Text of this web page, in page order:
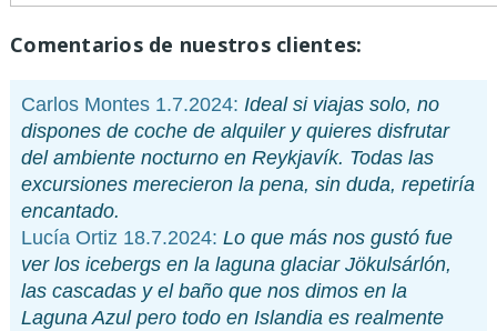
Comentarios de nuestros clientes:
Carlos Montes 1.7.2024: Ideal si viajas solo, no
dispones de coche de alquiler y quieres disfrutar
del ambiente nocturno en Reykjavík. Todas las
excursiones merecieron la pena, sin duda, repetiría
encantado.
Lucía Ortiz 18.7.2024: Lo que más nos gustó fue
ver los icebergs en la laguna glaciar Jökulsárlón,
las cascadas y el baño que nos dimos en la
Laguna Azul pero todo en Islandia es realmente